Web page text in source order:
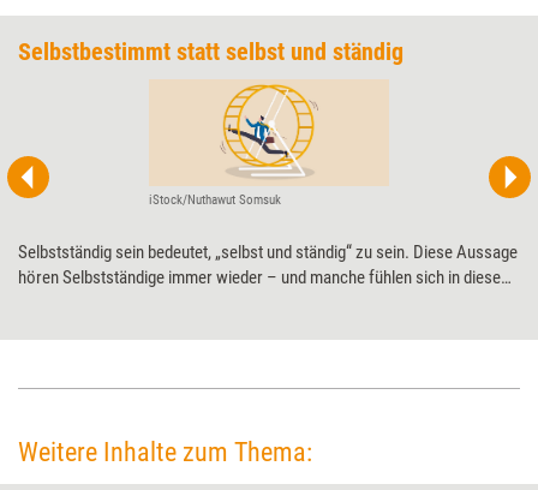
Selbstbestimmt statt selbst und ständig
iStock/Nuthawut Somsuk
Selbstständig sein bedeutet, „selbst und ständig“ zu sein. Diese Aussage
hören Selbstständige immer wieder – und manche fühlen sich in diesem
Weitere Inhalte zum Thema: